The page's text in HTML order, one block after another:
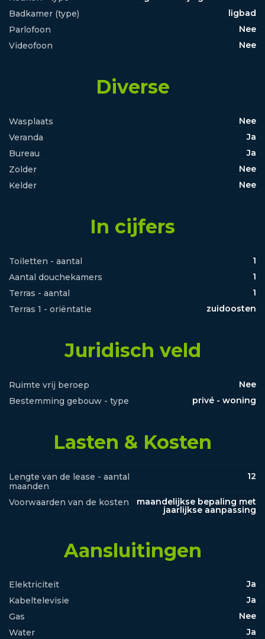
Badkamer (type)
ligbad
Parlofoon
Nee
Videofoon
Nee
Diverse
Wasplaats
Nee
Veranda
Ja
Bureau
Ja
Zolder
Nee
Kelder
Nee
In cijfers
Toiletten - aantal
1
Aantal douchekamers
1
Terras - aantal
1
Terras 1 - oriëntatie
zuidoosten
Juridisch veld
Ruimte vrij beroep
Nee
Bestemming gebouw - type
privé - woning
Lasten & Kosten
Lengte van de lease - aantal
maanden
12
Voorwaarden van de kosten maandelijkse bepaling met
jaarlijkse aanpassing
Aansluitingen
Elektriciteit
Ja
Kabeltelevisie
Ja
Gas
Nee
Water
Ja